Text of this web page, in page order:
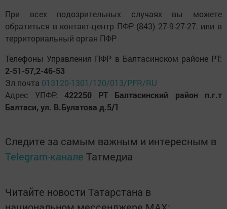
При всех подозрительных случаях вы можете
обратиться в контакт-центр ПФР (843) 27-9-27-27. или в
территориальный орган ПФР
Телефоны Управления ПФР в Балтасинском районе РТ:
2-51-57,2-46-53
Эл почта 013120-1301/120/013/PFR/RU
Адрес УПФР: 422250 РТ Балтасинский район п.г.т
Балтаси, ул. В.Булатова д.5/1
Следите за самым важным и интересным в
Telegram-канале Татмедиа
Читайте новости Татарстана в